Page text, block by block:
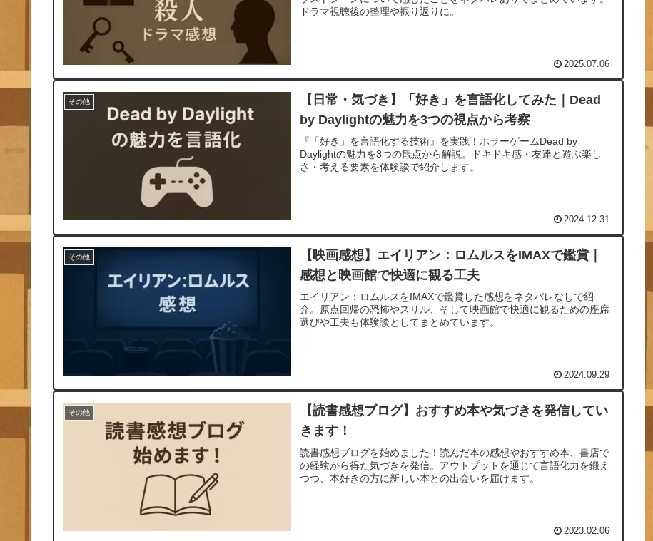
ドラマ視聴後の整理や振り返りに。
2025.07.06
その他
【日常・気づき】「好き」を言語化してみた｜Dead
by Daylightの魅力を3つの視点から考察
『「好き」を言語化する技術』を実践！ホラーゲームDead by
Daylightの魅力を3つの観点から解説。ドキドキ感・友達と遊ぶ楽し
さ・考える要素を体験談で紹介します。
2024.12.31
その他
【映画感想】エイリアン：ロムルスをIMAXで鑑賞｜
感想と映画館で快適に観る工夫
エイリアン：ロムルスをIMAXで鑑賞した感想をネタバレなしで紹
介。原点回帰の恐怖やスリル、そして映画館で快適に観るための座席
選びや工夫も体験談としてまとめています。
2024.09.29
その他
【読書感想ブログ】おすすめ本や気づきを発信してい
きます！
読書感想ブログを始めました！読んだ本の感想やおすすめ本、書店で
の経験から得た気づきを発信。アウトプットを通じて言語化力を鍛え
つつ、本好きの方に新しい本との出会いを届けます。
2023.02.06